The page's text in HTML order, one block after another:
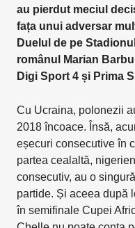
au pierdut meciul
fața unui adversar
Duelul de pe
românul Marian
Digi Sport 4 și Prima
Cu Ucraina, polonezii
2018 încoace. Însă,
eșecuri consecutive în
partea cealaltă,
consecutiv, au o
partide. Și aceea după
în semifinale Cupei